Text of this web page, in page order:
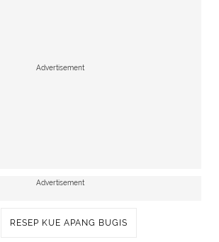
Advertisement
Advertisement
RESEP KUE APANG BUGIS